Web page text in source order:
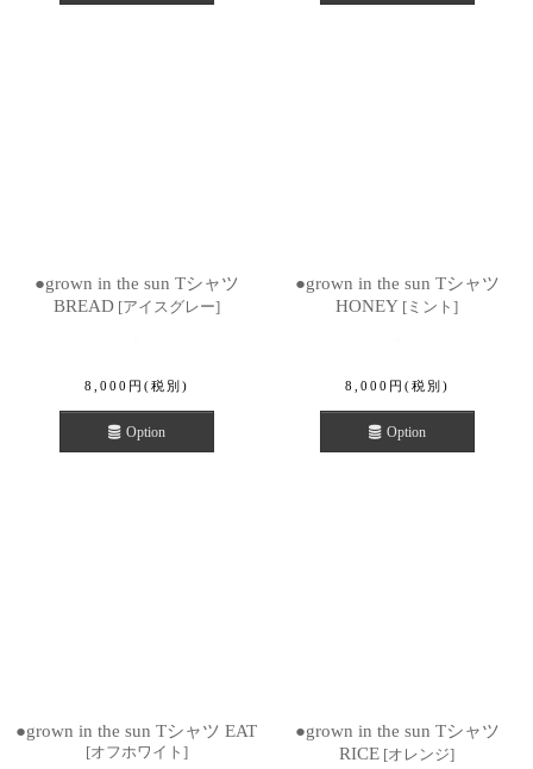
●grown in the sun Tシャツ
BREAD [アイスグレー]
8,000 円 (税別)
Option
●grown in the sun Tシャツ
HONEY [ ミント ]
8,000 円 (税別)
Option
●grown in the sun Tシャツ EAT
[オフホワイト ]
●grown in the sun Tシャツ
RICE [オレンジ]